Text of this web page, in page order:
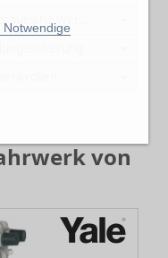
NotwendigeWerkzeuge
von